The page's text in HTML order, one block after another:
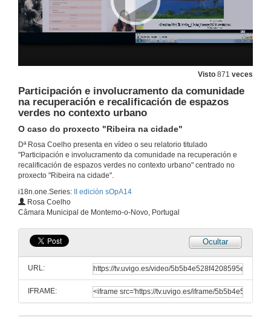
Visto 871 veces
Participación e involucramento da comunidade
na recuperación e recalificación de espazos
verdes no contexto urbano
O caso do proxecto "Ribeira na cidade"
Dª Rosa Coelho presenta en vídeo o seu relatorio titulado
"Participación e involucramento da comunidade na recuperación e
recalificación de espazos verdes no contexto urbano" centrado no
proxecto "Ribeira na cidade".
i18n.one.Series:
II edición sOpA14
Rosa Coelho
Câmara Municipal de Montemo-o-Novo, Portugal
Ocultar
URL:
IFRAME:
Acción multivogal e ciencias dopatrimonio: A rede TRAMA3
Museos adicados á transhumancia como exemplos de socialización do patrimonio
O caso dos museos situados nos montes vascos e os seus diferentes modelos de xestión
26 de set. de 2014
Cando o museo constrúe o presente
26 de set. de 2014
26 de set. de 2014
Didáctica e musealización do complexo rupestre "La mosquita"
26 de set. de 2014
As caras invisibilizadas do patrimonio